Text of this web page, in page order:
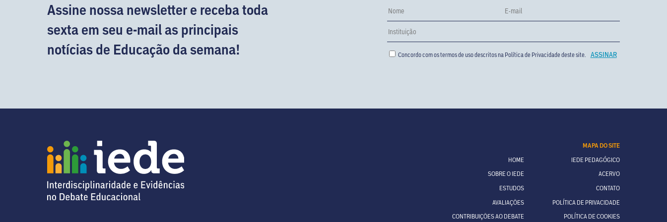
Assine nossa newsletter e receba toda
sexta em seu e-mail as principais
notícias de Educação da semana!
Concordo com os termos de uso descritos na Política de Privacidadedeste site.
MAPA DO SITE
HOME
SOBRE O IEDE
ESTUDOS
AVALIAÇÕES
CONTRIBUIÇÕES AO DEBATE
IEDE PEDAGÓGICO
ACERVO
CONTATO
POLÍTICA DE PRIVACIDADE
POLÍTICA DE COOKIES